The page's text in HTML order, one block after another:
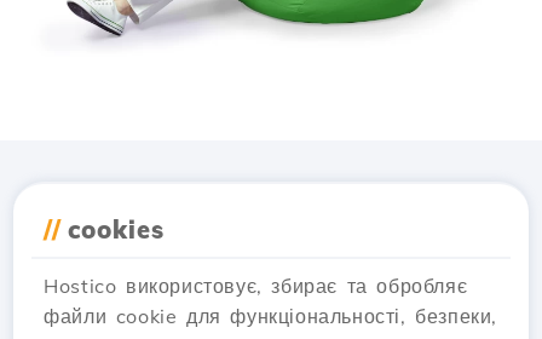
// cookies
Hostico використовує, збирає та обробляє
файли cookie для функціональності, безпеки,